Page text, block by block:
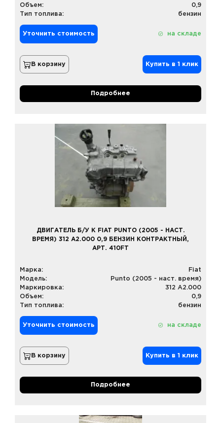
Объем:
0,9
Тип топлива:
бензин
Уточнить стоимость на складе
В корзину Купить в 1 клик
Подробнее
ДВИГАТЕЛЬ Б/У К FIAT PUNTO (2005 - НАСТ.
ВРЕМЯ) 312 A2.000 0,9 БЕНЗИН КОНТРАКТНЫЙ,
АРТ. 410FT
Марка:
Fiat
Модель:
Punto (2005 - наст. время)
Маркировка:
312 A2.000
Объем:
0,9
Тип топлива:
бензин
Уточнить стоимость на складе
В корзину Купить в 1 клик
Подробнее